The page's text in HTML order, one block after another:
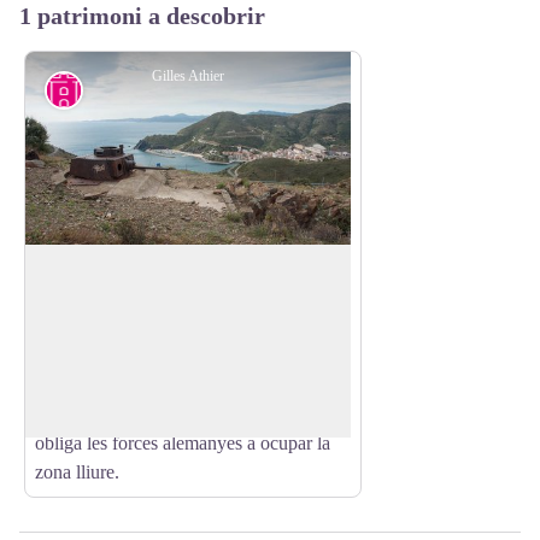
1 patrimoni a descobrir
Gilles Athier
obliga les forces alemanyes a ocupar la
zona lliure.